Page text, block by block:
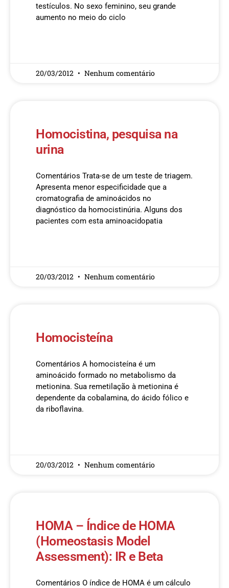
testículos. No sexo feminino, seu grande
aumento no meio do ciclo
20/03/2012 Nenhum comentário
Homocistina, pesquisa na
urina
Comentários Trata-se de um teste de triagem.
Apresenta menor especificidade que a
cromatografia de aminoácidos no
diagnóstico da homocistinúria. Alguns dos
pacientes com esta aminoacidopatia
20/03/2012 Nenhum comentário
Homocisteína
Comentários A homocisteína é um
aminoácido formado no metabolismo da
metionina. Sua remetilação à metionina é
dependente da cobalamina, do ácido fólico e
da riboflavina.
20/03/2012 Nenhum comentário
HOMA – Índice de HOMA
(Homeostasis Model
Assessment): IR e Beta
Comentários O índice de HOMA é um cálculo